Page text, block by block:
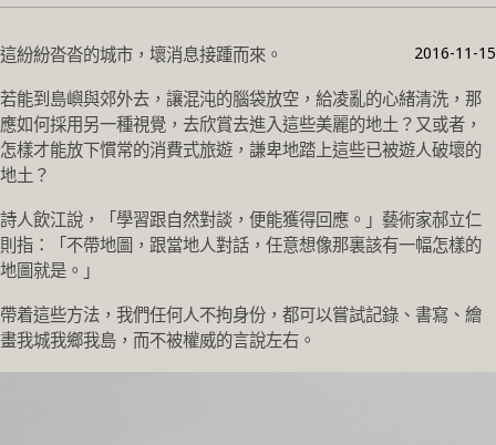
2016-11-15
這紛紛沓沓的城市，壞消息接踵而來。
若能到島嶼與郊外去，讓混沌的腦袋放空，給凌亂的心緒清洗，那
應如何採用另一種視覺，去欣賞去進入這些美麗的地土？又或者，
怎樣才能放下慣常的消費式旅遊，謙卑地踏上這些已被遊人破壞的
地土？
詩人飲江說，「學習跟自然對談，便能獲得回應。」藝術家郝立仁
則指：「不帶地圖，跟當地人對話，任意想像那裏該有一幅怎樣的
地圖就是。」
帶着這些方法，我們任何人不拘身份，都可以嘗試記錄、書寫、繪
畫我城我鄉我島，而不被權威的言說左右。